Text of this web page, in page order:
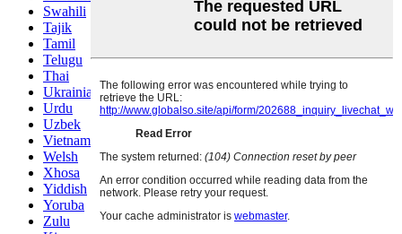
Swahili
Tajik
Tamil
Telugu
Thai
Ukrainian
Urdu
Uzbek
Vietnamese
Welsh
Xhosa
Yiddish
Yoruba
Zulu